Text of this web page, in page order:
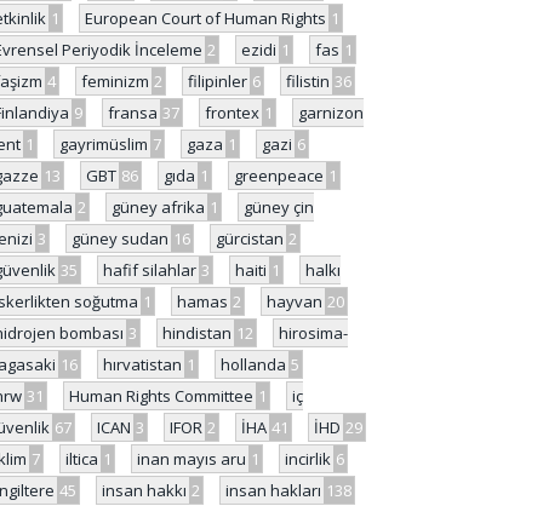
1 European Court of Human Rights 1
Periyodik İnceleme 2 ezidi 1 fas 1
4 feminizm 2 filipinler 6 filistin 36
9 fransa 37 frontex 1
garnizon
1 gayrimüslim 7 gaza 1 gazi 6
13 GBT 86 gıda 1 greenpeace 1
2 güney afrika 1
güney çin
3 güney sudan 16 gürcistan 2
35 hafif silahlar 3 haiti 1
halkı
soğutma 1 hamas 2 hayvan 20
bombası 3 hindistan 12
hirosima-
16 hırvatistan 1 hollanda 5
31 Human Rights Committee 1
iç
67 ICAN 3 IFOR 2 İHA 41 İHD 29
7 iltica 1 inan mayıs aru 1 incirlik 6
45 insan hakkı 2 insan hakları 138